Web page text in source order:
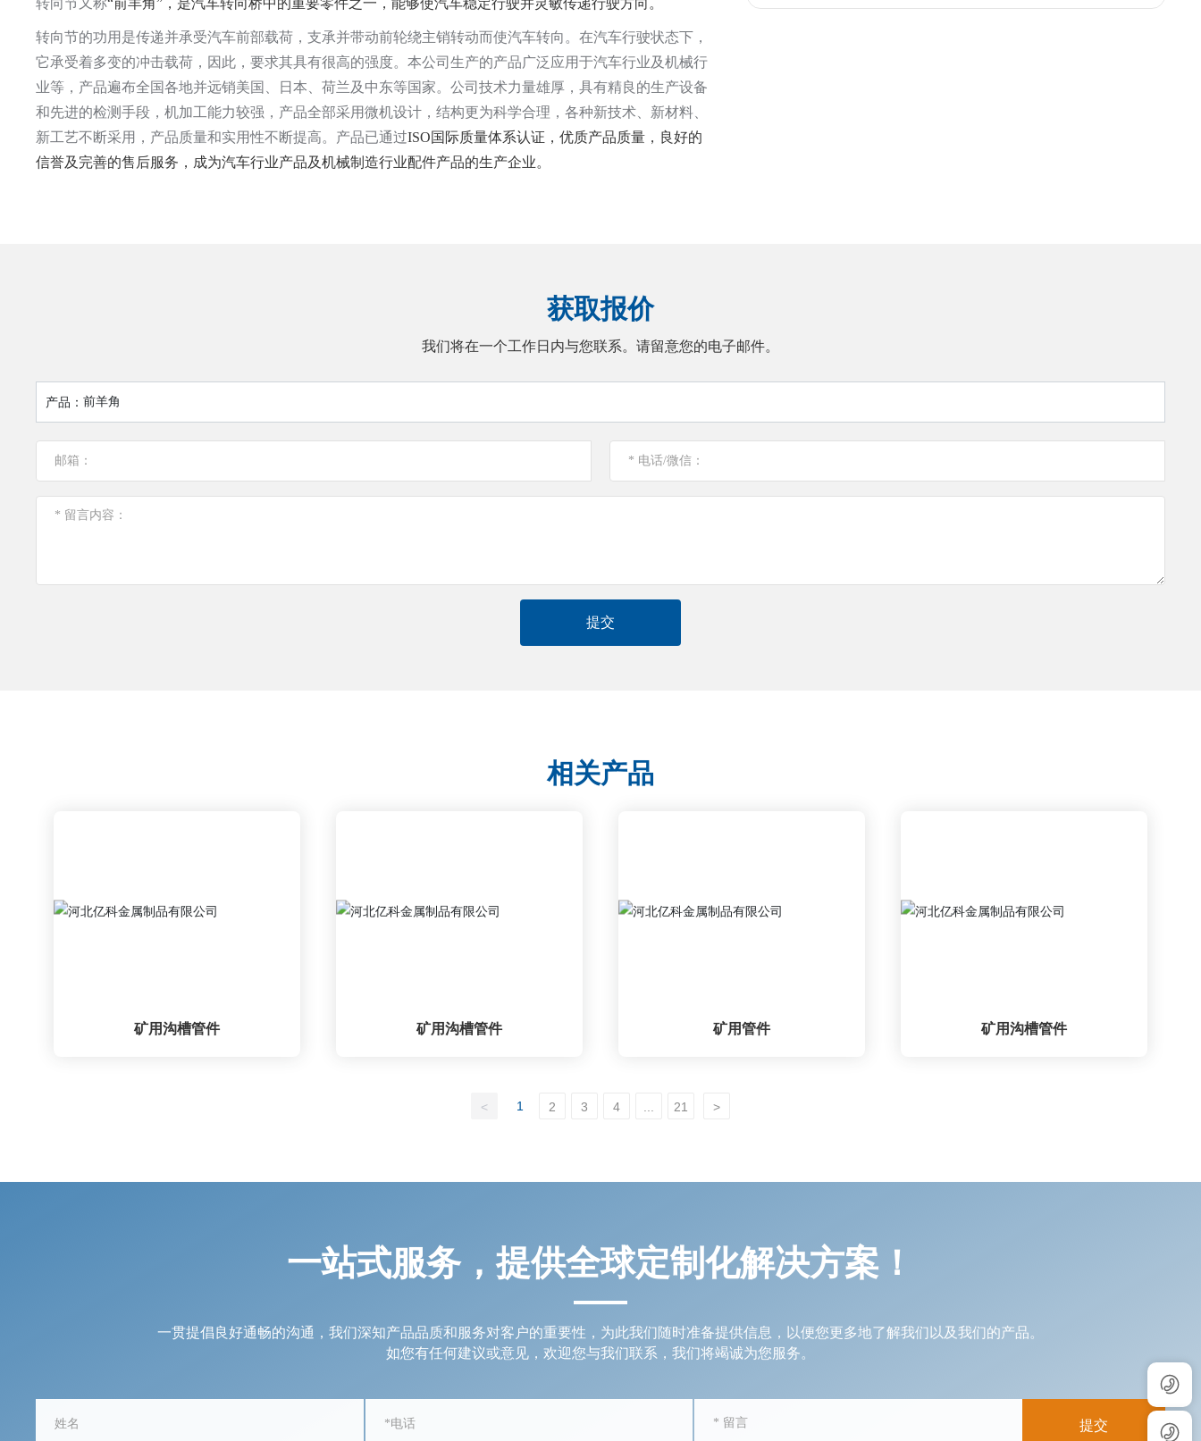
转向节又称“前羊角”，是汽车转向桥中的重要零件之一，能够使汽车稳定行驶并灵敏传递行驶方向。
转向节的功用是传递并承受汽车前部载荷，支承并带动前轮绕主销转动而使汽车转向。在汽车行驶状态下，
它承受着多变的冲击载荷，因此，要求其具有很高的强度。本公司生产的产品广泛应用于汽车行业及机械行
业等，产品遍布全国各地并远销美国、日本、荷兰及中东等国家。公司技术力量雄厚，具有精良的生产设备
和先进的检测手段，机加工能力较强，产品全部采用微机设计，结构更为科学合理，各种新技术、新材料、
新工艺不断采用，产品质量和实用性不断提高。产品已通过ISO国际质量体系认证，优质产品质量，良好的
信誉及完善的售后服务，成为汽车行业产品及机械制造行业配件产品的生产企业。
获取报价
我们将在一个工作日内与您联系。请留意您的电子邮件。
产品：前羊角
提交
相关产品
矿用沟槽管件 矿用沟槽管件 矿用管件 矿用沟槽管件
< 1 2 3 4 21 >
一站式服务，提供全球定制化解决方案！
一贯提倡良好通畅的沟通，我们深知产品品质和服务对客户的重要性，为此我们随时准备提供信息，以便您更多地了解我们以及我们的产品。
如您有任何建议或意见，欢迎您与我们联系，我们将竭诚为您服务。
提交